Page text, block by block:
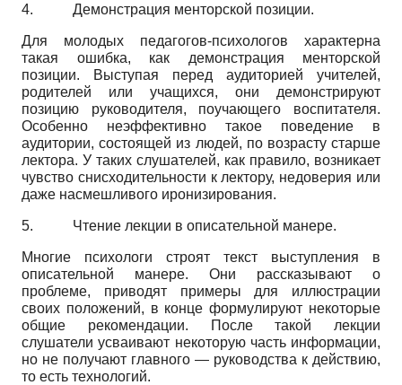
4. Демонстрация менторской позиции.
Для молодых педагогов-психологов характерна
такая ошибка, как демонстрация менторской
позиции. Выступая перед аудиторией учителей,
родителей или учащихся, они демонстрируют
позицию руководителя, поучающего воспитателя.
Особенно неэффективно такое поведение в
аудитории, состоящей из людей, по возрасту старше
лектора. У таких слушателей, как правило, возникает
чувство снисходительности к лектору, недоверия или
даже насмешливого иронизирования.
5. Чтение лекции в описательной манере.
Многие психологи строят текст выступления в
описательной манере. Они рассказывают о
проблеме, приводят примеры для иллюстрации
своих положений, в конце формулируют некоторые
общие рекомендации. После такой лекции
слушатели усваивают некоторую часть информации,
но не получают главного — руководства к действию,
то есть технологий.